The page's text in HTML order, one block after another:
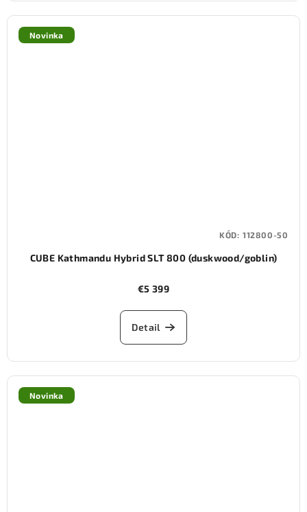
Novinka
CUBE Kathmandu Hybrid SLT 800 (duskwood/goblin)
€5 399
Detail
KÓD: 112800-50
Novinka